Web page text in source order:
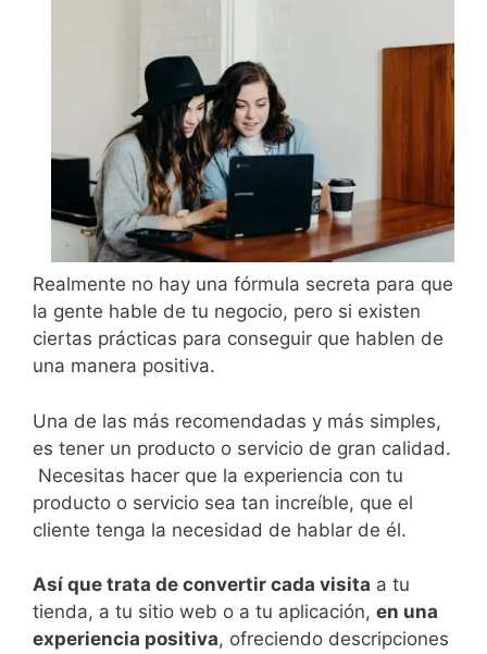
Realmente no hay una fórmula secreta para que
la gente hable de tu negocio, pero si existen
ciertas prácticas para conseguir que hablen de
una manera positiva.
Una de las más recomendadas y más simples,
es tener un producto o servicio de gran calidad.
Necesitas hacer que la experiencia con tu
producto o servicio sea tan increíble, que el
cliente tenga la necesidad de hablar de él.
Así que trata de convertir cada visita a tu
tienda, a tu sitio web o a tu aplicación, en una
experiencia positiva, ofreciendo descripciones